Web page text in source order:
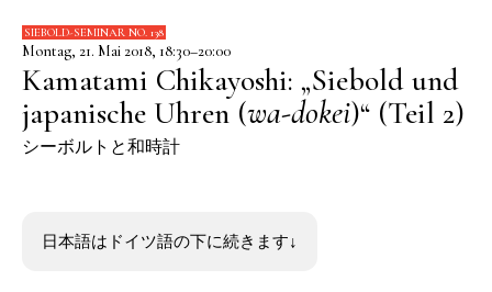
SIEBOLD-SEMINAR NO. 138
Montag, 21. Mai 2018, 18:30–20:00
Kamatami Chikayoshi: „Siebold und
japanische Uhren (wa-dokei)“ (Teil 2)
シーボルトと和時計
日本語はドイツ語の下に続きます↓